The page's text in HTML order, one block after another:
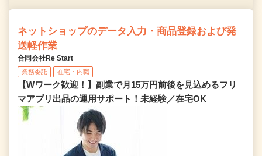
ネットショップのデータ入力・商品登録および発
送軽作業
合同会社Re Start
業務委託 在宅・内職
【Wワーク歓迎！】副業で月15万円前後を見込めるフリ
マアプリ出品の運用サポート！未経験／在宅OK